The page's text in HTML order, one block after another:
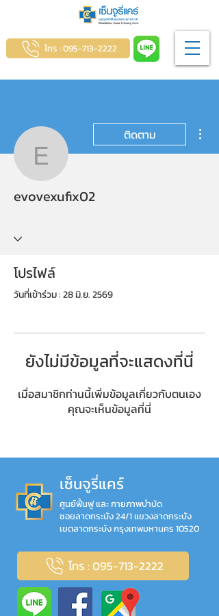
โทร : 095-713-2222
evovexufix02
ติดตาม
evovexufix02
โปรไฟล์
วันที่เข้าร่วม : 28 มิ.ย. 2569
ยังไม่มีข้อมูลที่จะแสดงที่นี่
เมื่อสมาชิกท่านนี้เพิ่มข้อมูลเกี่ยวกับตนเอง
คุณจะเห็นข้อมูลที่นี่
เซ็นจูรี่แคร์
ศูนย์ฟื้นฟู และ กายภาพบำบัด
ซอยลาดกระบัง 24/1 แขวงลาดกระบัง
เขตลาดกระบัง กรุงเทพมหานคร 10520
โทร : 095-713-2222